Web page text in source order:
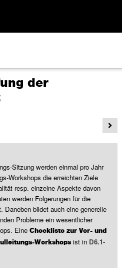
der
Sitzung werden einmal pro Jahr
Workshops die erreichten Ziele
resp. einzelne Aspekte davon
werden Folgerungen für die
Daneben bildet auch eine generelle
Probleme ein wesentlicher
Eine Checkliste zur Vor- und
Workshopsist in D6.1-